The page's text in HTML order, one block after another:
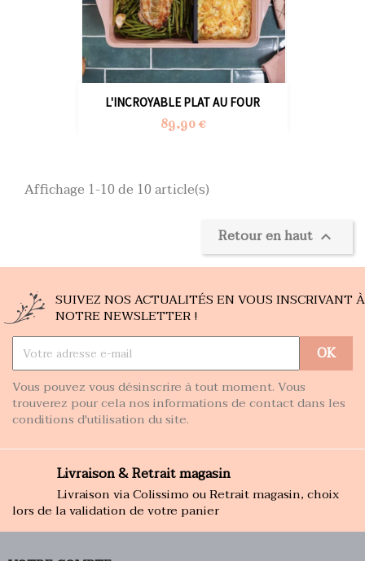
L'INCROYABLE PLAT AU FOUR
Prix
89,90 €
Affichage 1-10 de 10 article(s)
Retour en haut 
SUIVEZ NOS ACTUALITÉS EN VOUS INSCRIVANT À
NOTRE NEWSLETTER !
Vous pouvez vous désinscrire à tout moment. Vous
trouverez pour cela nos informations de contact dans les
conditions d'utilisation du site.
Livraison & Retrait magasin
Livraison via Colissimo ou Retrait magasin, choix
lors de la validation de votre panier